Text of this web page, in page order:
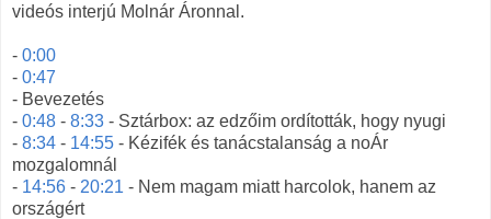
videós interjú Molnár Áronnal.
- 0:00
- 0:47
- Bevezetés
- 0:48 - 8:33 - Sztárbox: az edzőim ordították, hogy nyugi
- 8:34 - 14:55 - Kézifék és tanácstalanság a noÁr
mozgalomnál
- 14:56 - 20:21 - Nem magam miatt harcolok, hanem az
országért